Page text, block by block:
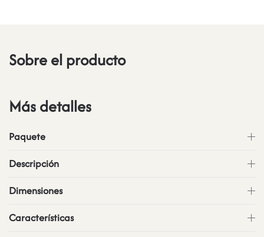
Sobre el producto
Más detalles
Paquete
Descripción
Dimensiones
Características